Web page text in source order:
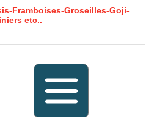
Framboises-Groseilles-Goji-
etc..